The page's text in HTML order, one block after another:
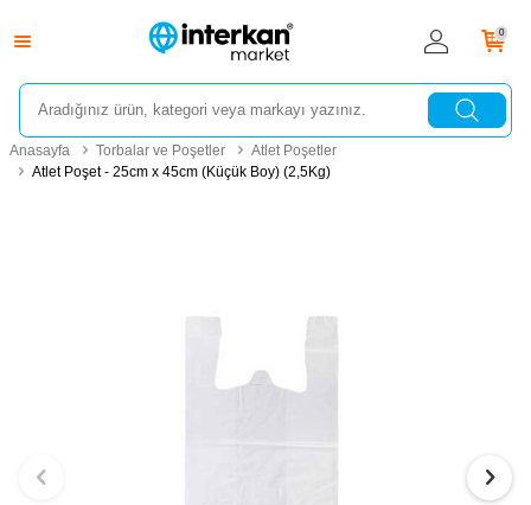
0
Anasayfa Torbalar ve Poşetler
Atlet Poşetler
Atlet Poşet - 25cm x 45cm (Küçük Boy) (2,5Kg)